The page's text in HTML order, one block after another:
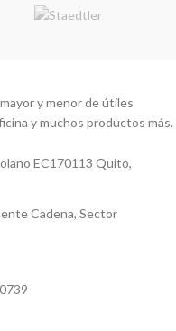
y menor de útiles
y muchos productos más.
EC170113 Quito,
Cadena, Sector